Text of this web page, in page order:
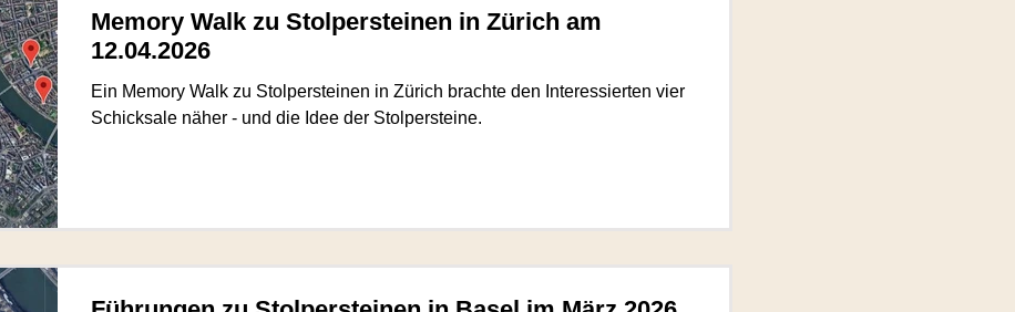
Memory Walk zu Stolpersteinen in Zürich am
12.04.2026
Ein Memory Walk zu Stolpersteinen in Zürich brachte den Interessierten vier
Schicksale näher - und die Idee der Stolpersteine.